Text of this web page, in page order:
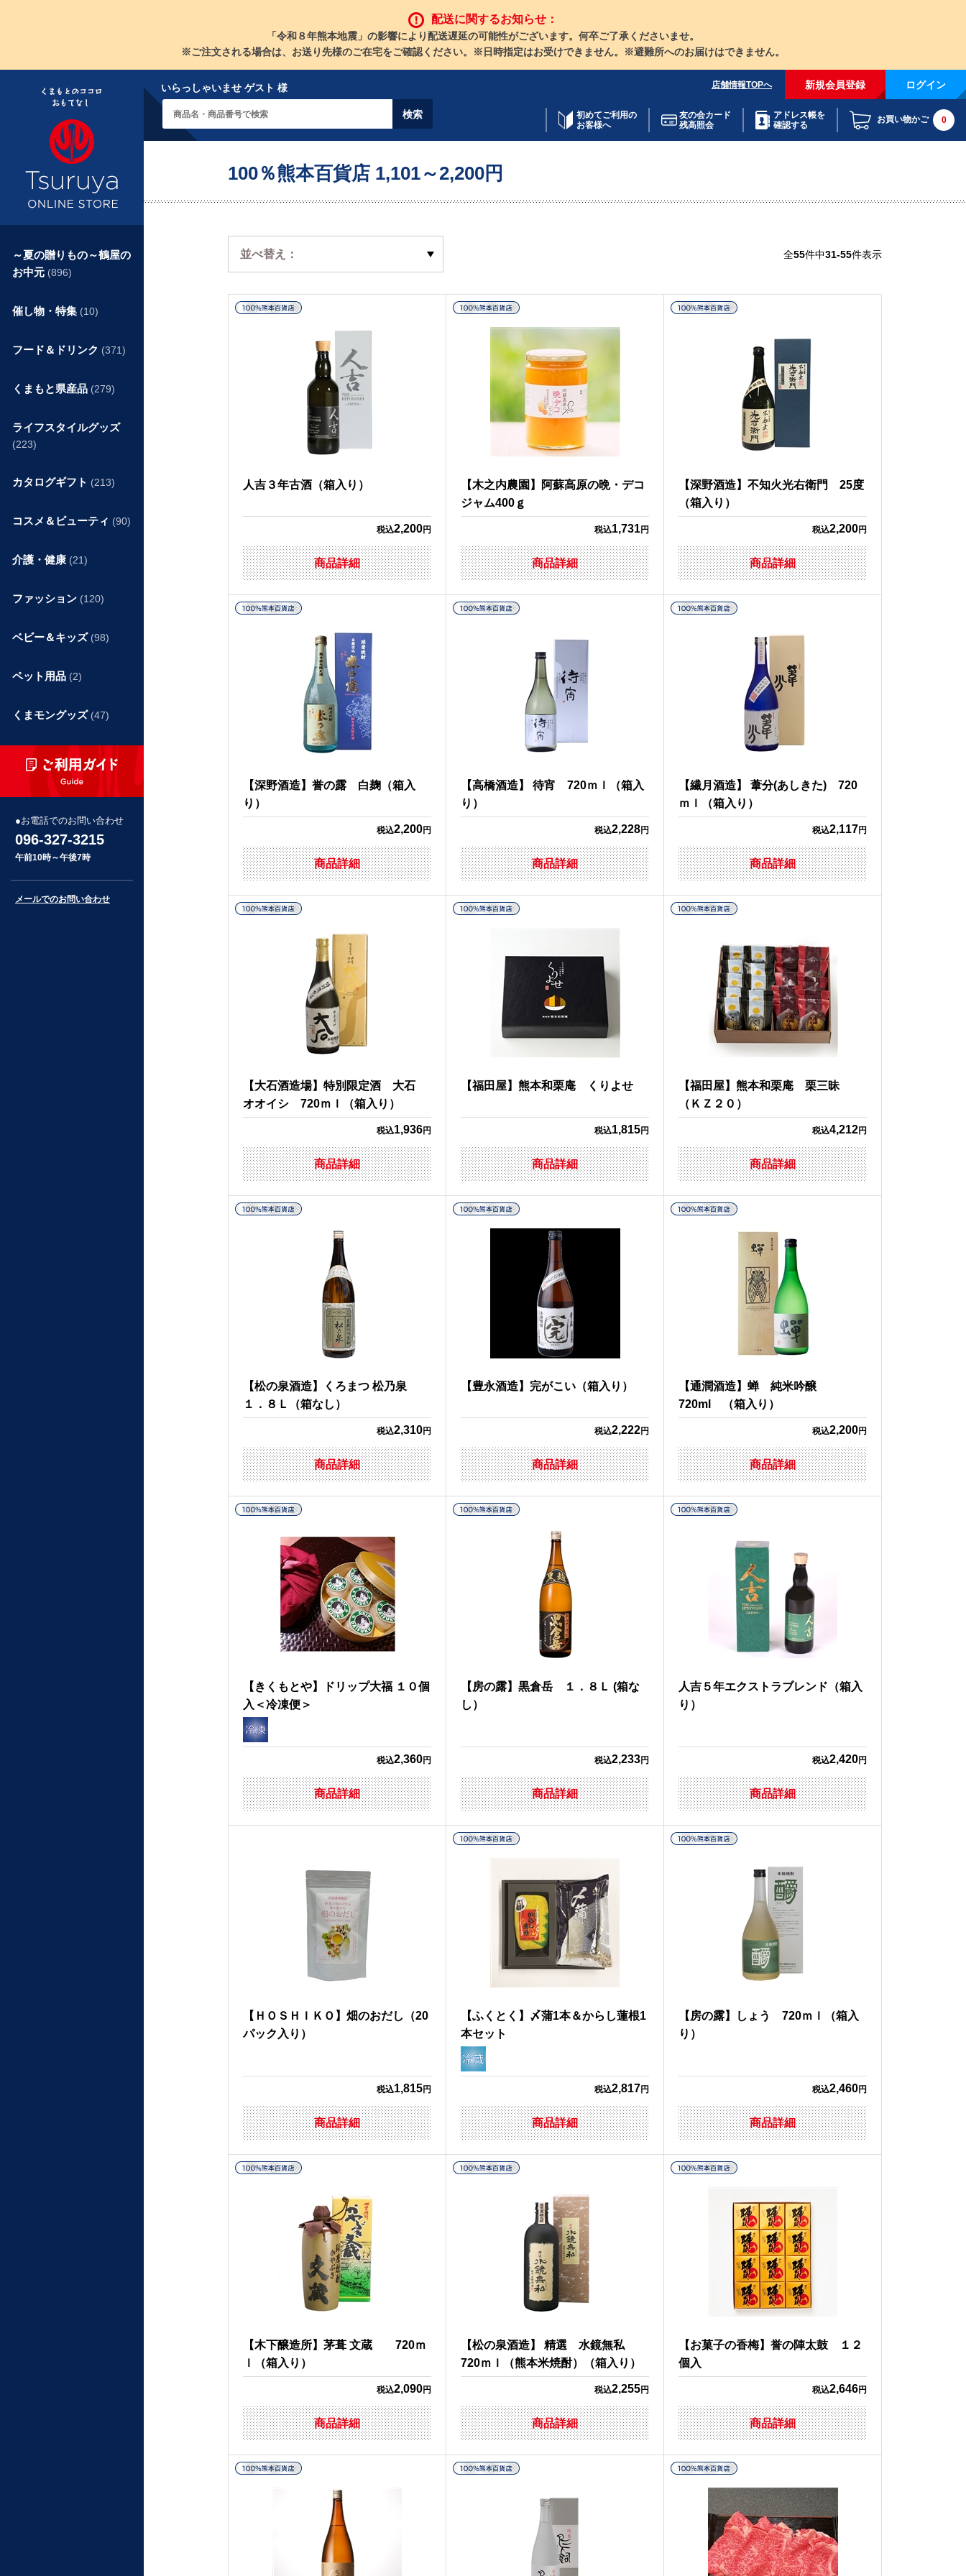
配送に関するお知らせ：
「令和８年熊本地震」の影響により配送遅延の可能性がございます。何卒ご了承くださいませ。
※ご注文される場合は、お送り先様のご在宅をご確認ください。※日時指定はお受けできません。※避難所へのお届けはできません。
いらっしゃいませ ゲスト 様 店舗情報TOPへ 新規会員登録 ログイン
初めてご利用の
お客様へ
友の会カード
残高照会
アドレス帳を
確認する
お買い物かご 0
100％熊本百貨店 1,101～2,200円
並べ替え： 全55件中31-55件表示
人吉３年古酒（箱入り）
税込2,200円
商品詳細
【木之内農園】阿蘇高原の晩・デコ
ジャム400ｇ
税込1,731円
商品詳細
【深野酒造】不知火光右衛門 25度
（箱入り）
税込2,200円
商品詳細
【深野酒造】誉の露 白麹（箱入
り）
税込2,200円
商品詳細
【高橋酒造】 待宵 720ｍｌ（箱入
り）
税込2,228円
商品詳細
【繊月酒造】 葦分(あしきた) 720
ｍｌ（箱入り）
税込2,117円
商品詳細
【大石酒造場】特別限定酒 大石
オオイシ 720ｍｌ（箱入り）
税込1,936円
商品詳細
【福田屋】熊本和栗庵 くりよせ
税込1,815円
商品詳細
【福田屋】熊本和栗庵 栗三昧
（ＫＺ２０）
税込4,212円
商品詳細
【松の泉酒造】くろまつ 松乃泉
１．８Ｌ（箱なし）
税込2,310円
商品詳細
【豊永酒造】完がこい（箱入り）
税込2,222円
商品詳細
【通潤酒造】蝉 純米吟醸
720ml （箱入り）
税込2,200円
商品詳細
【きくもとや】ドリップ大福 １０個
入＜冷凍便＞
税込2,360円
商品詳細
【房の露】黒倉岳 １．８Ｌ (箱な
し）
税込2,233円
商品詳細
人吉５年エクストラブレンド（箱入
り）
税込2,420円
商品詳細
【ＨＯＳＨＩＫＯ】畑のおだし（20
パック入り）
税込1,815円
商品詳細
【ふくとく】〆蒲1本＆からし蓮根1
本セット
税込2,817円
商品詳細
【房の露】しょう 720ｍｌ（箱入
り）
税込2,460円
商品詳細
【木下醸造所】茅葺 文蔵 720ｍ
ｌ（箱入り）
税込2,090円
商品詳細
【松の泉酒造】 精選 水鏡無私
720ｍｌ（熊本米焼酎）（箱入り）
税込2,255円
商品詳細
【お菓子の香梅】誉の陣太鼓 １２
個入
税込2,646円
商品詳細
～夏の贈りもの～鶴屋の
お中元 (896)
催し物・特集 (10)
フード＆ドリンク (371)
くまもと県産品 (279)
ライフスタイルグッズ
(223)
カタログギフト (213)
コスメ＆ビューティ (90)
介護・健康 (21)
ファッション (120)
ベビー＆キッズ (98)
ペット用品 (2)
くまモングッズ (47)
お電話でのお問い合わせ
096-327-3215
午前10時～午後7時
メールでのお問い合わせ